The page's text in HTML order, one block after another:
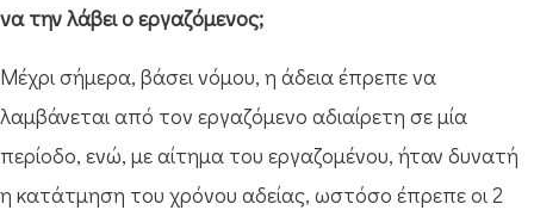
να την λάβει ο εργαζόμενος;
Μέχρι σήμερα, βάσει νόμου, η άδεια έπρεπε να
λαμβάνεται από τον εργαζόμενο αδιαίρετη σε μία
περίοδο, ενώ, με αίτημα του εργαζομένου, ήταν δυνατή
η κατάτμηση του χρόνου αδείας, ωστόσο έπρεπε οι 2